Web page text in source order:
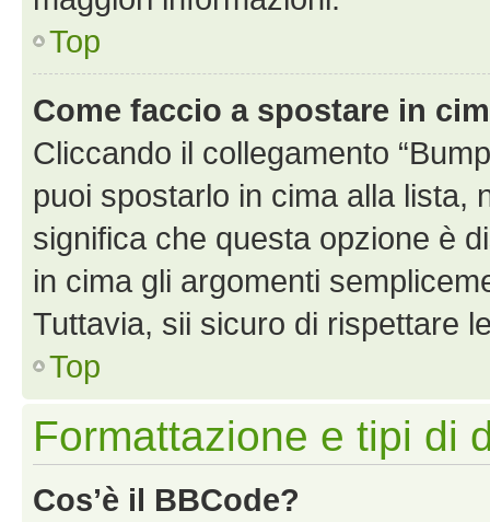
Top
Come faccio a spostare in
Cliccando il collegamento
puoi spostarlo in cima alla lista,
significa che questa opzione è
in cima gli argomenti
Tuttavia, sii sicuro di rispettare
Top
Formattazione e tipi di
Cos’è il BBCode?